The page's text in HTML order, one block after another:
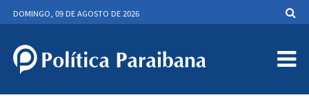
DOMINGO, 09 DE AGOSTO DE 2026